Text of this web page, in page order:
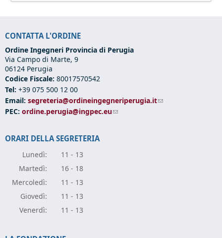
CONTATTA L'ORDINE
Ordine Ingegneri Provincia di Perugia
Via Campo di Marte, 9
06124 Perugia
Codice Fiscale: 80017570542
Tel: +39 075 500 12 00
Email: segreteria@ordineingegneriperugia.it(link sends e-mail)
PEC: ordine.perugia@ingpec.eu(link sends e-mail)
ORARI DELLA SEGRETERIA
Lunedì:
11 - 13
Martedì:
16 - 18
Mercoledì:
11 - 13
Giovedì:
11 - 13
Venerdì: 11 - 13